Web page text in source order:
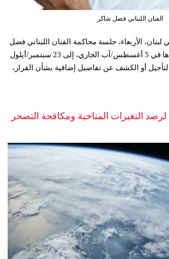
الفنان اللبناني فضل شاكر
الأربعاء، جلسة محاكمة الفنان اللبناني فضل
شاكر، التي كانت مقرر عقدها في 5 أغسطس/آب الجاري، إلى 23 سبتمبر/أيلول
أو الكشف عن تفاصيل إضافية بشأن القرار،
التغيرات المناخية ومكافحة التصحر